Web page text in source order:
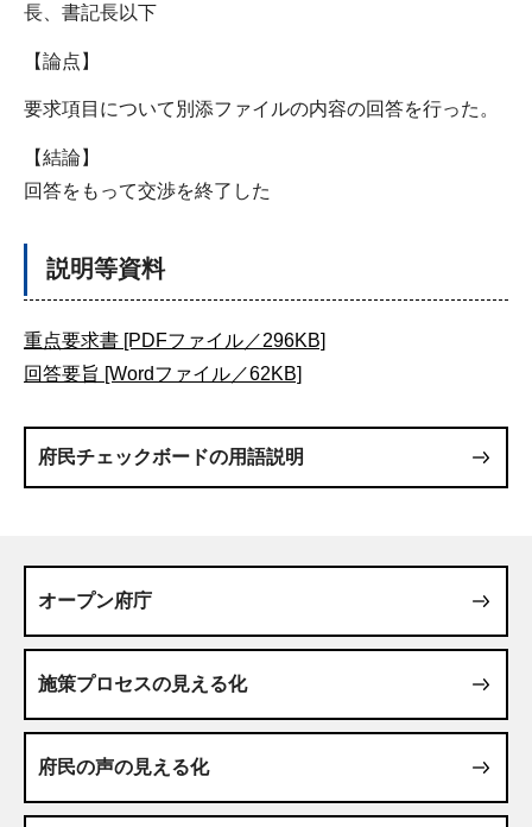
長、書記長以下
【論点】
要求項目について別添ファイルの内容の回答を行った。
【結論】
回答をもって交渉を終了した
説明等資料
重点要求書 [PDFファイル／296KB]
回答要旨 [Wordファイル／62KB]
府民チェックボードの用語説明
オープン府庁
施策プロセスの見える化
府民の声の見える化